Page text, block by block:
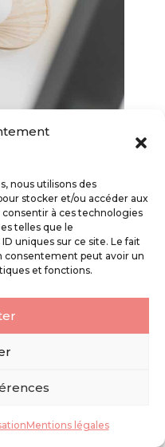
nous utilisons des
stocker et/ou accéder aux
consentir à ces technologies
telles que le
uniques sur ce site. Le fait
consentement peut avoir un
et fonctions.
Mentions légales